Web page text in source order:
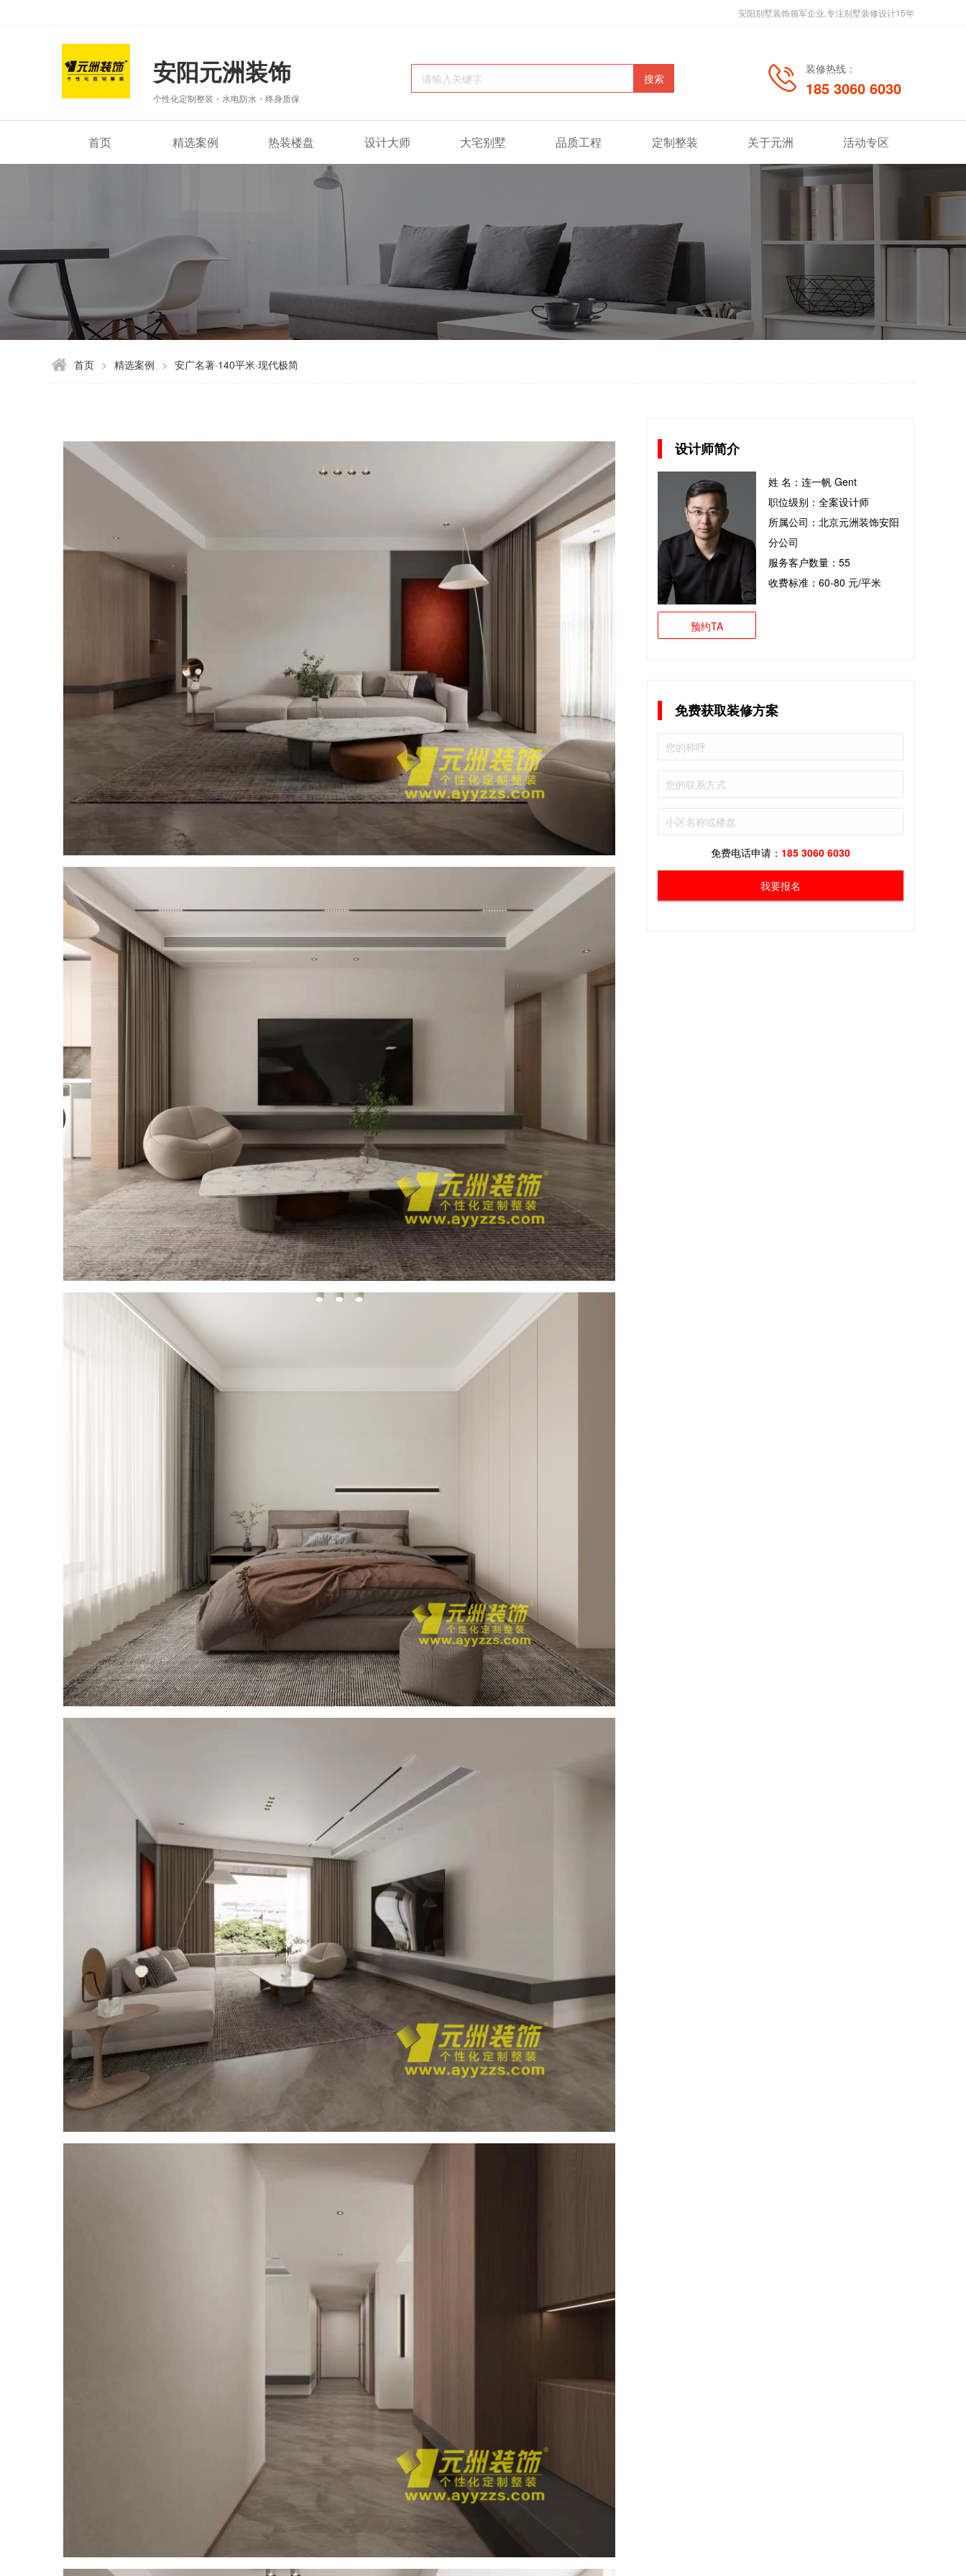
安阳别墅装饰领军企业,专注别墅装修设计15年
安阳元洲装饰
个性化定制整装・水电防水・终身质保
装修热线：
185 3060 6030
首页 精选案例 热装楼盘 设计大师 大宅别墅 品质工程 定制整装 关于元洲 活动专区
首页 > 精选案例 > 安广名著·140平米·现代极简
设计师简介
姓 名：连一帆 Gent
职位级别：全案设计师
所属公司：北京元洲装饰安阳
分公司
服务客户数量：55
收费标准：60-80 元/平米
预约TA
免费获取装修方案
免费电话申请： 185 3060 6030
我要报名